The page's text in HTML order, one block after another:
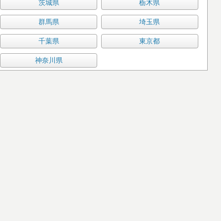
茨城県 栃木県
群馬県 埼玉県
千葉県 東京都
神奈川県